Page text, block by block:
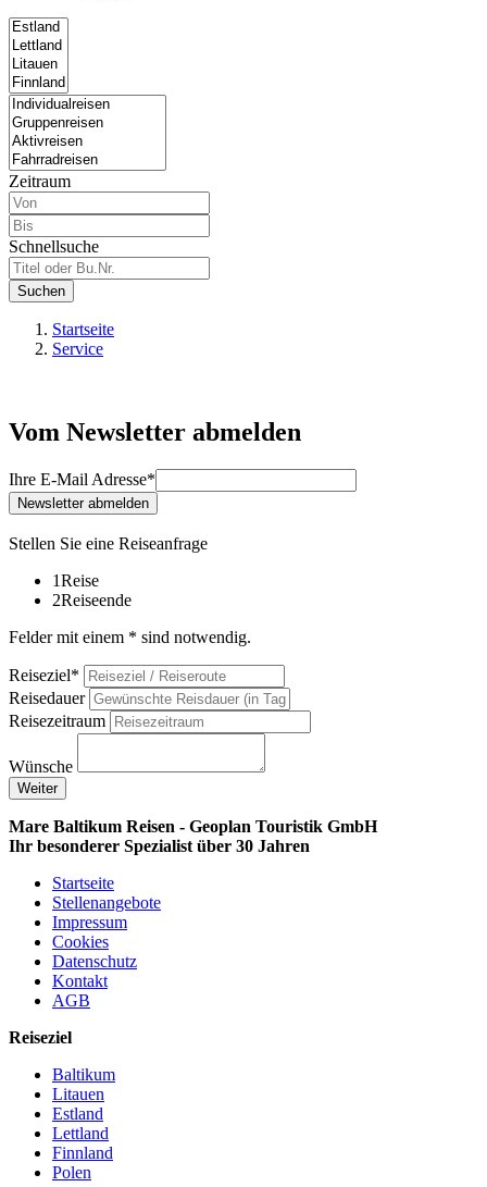
Zeitraum
Schnellsuche
Suchen
Startseite
Service
Vom Newsletter abmelden
Ihre E-Mail Adresse*
Newsletter abmelden
Stellen Sie eine Reiseanfrage
1Reise
2Reiseende
Felder mit einem * sind notwendig.
Reiseziel*
Reisedauer
Reisezeitraum
Wünsche
Weiter
Mare Baltikum Reisen - Geoplan Touristik GmbH
Ihr besonderer Spezialist über 30 Jahren
Startseite
Stellenangebote
Impressum
Cookies
Datenschutz
Kontakt
AGB
Reiseziel
Baltikum
Litauen
Estland
Lettland
Finnland
Polen